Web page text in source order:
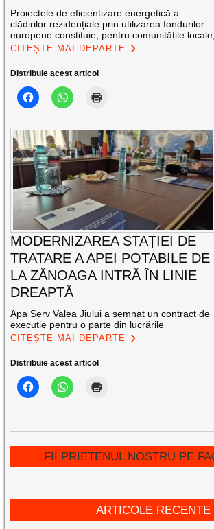
Proiectele de eficientizare energetică a
clădirilor rezidențiale prin utilizarea fondurilor
europene constituie, pentru comunitățile locale,
CITEȘTE MAI DEPARTE
Distribuie acest articol
MODERNIZAREA STAȚIEI DE
TRATARE A APEI POTABILE DE
LA ZĂNOAGA INTRĂ ÎN LINIE
DREAPTĂ
Apa Serv Valea Jiului a semnat un contract de
execuție pentru o parte din lucrările
CITEȘTE MAI DEPARTE
Distribuie acest articol
FII PRIETENUL NOSTRU PE
ARTICOLE RECENTE